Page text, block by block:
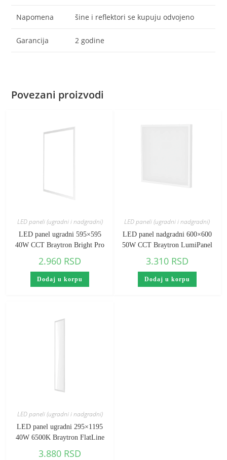
Napomena šine i reflektori se kupuju odvojeno
Garancija 2 godine
Povezani proizvodi
LED paneli (ugradni i nadgradni)
LED panel ugradni 595×595
40W CCT Braytron Bright Pro
2.960 RSD
Dodaj u korpu
LED paneli (ugradni i nadgradni)
LED panel nadgradni 600×600
50W CCT Braytron LumiPanel
3.310 RSD
Dodaj u korpu
LED paneli (ugradni i nadgradni)
LED panel ugradni 295×1195
40W 6500K Braytron FlatLine
3.880 RSD